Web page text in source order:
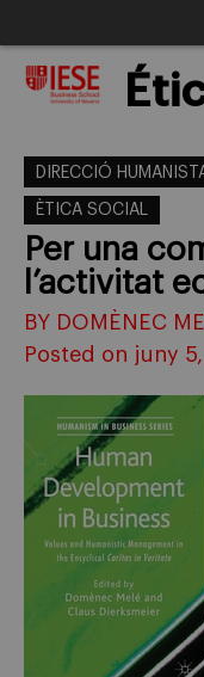
DIRECCIÓ
ÈTICA SOCIAL
Per una
l’activitat
BY DOMÈNEC
Posted on juny